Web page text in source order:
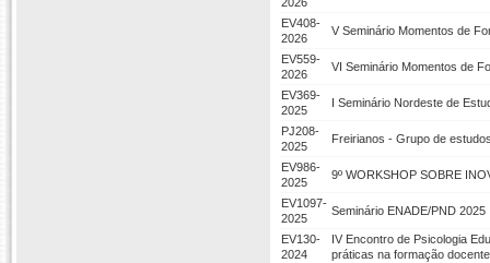
EV408-
2026
V Seminário Momentos de
EV559-
2026
VI Seminário Momentos de
EV369-
2025
I Seminário Nordeste de
PJ208-
2025
Freirianos - Grupo de
EV986-
2025
9º WORKSHOP SOBRE
EV1097-
2025
Seminário ENADE/PND 2025
EV130-
2024
IV Encontro de Psicologia
práticas na formação docente